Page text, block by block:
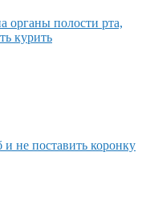
органы полости рта,
курить
и не поставить коронку